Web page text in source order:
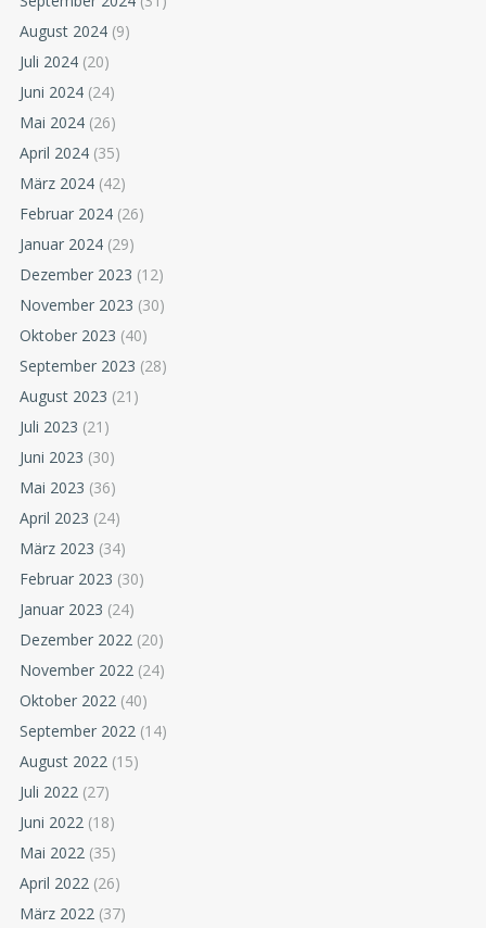
August 2024 (9)
Juli 2024 (20)
Juni 2024 (24)
Mai 2024 (26)
April 2024 (35)
März 2024 (42)
Februar 2024 (26)
Januar 2024 (29)
Dezember 2023 (12)
November 2023 (30)
Oktober 2023 (40)
September 2023 (28)
August 2023 (21)
Juli 2023 (21)
Juni 2023 (30)
Mai 2023 (36)
April 2023 (24)
März 2023 (34)
Februar 2023 (30)
Januar 2023 (24)
Dezember 2022 (20)
November 2022 (24)
Oktober 2022 (40)
September 2022 (14)
August 2022 (15)
Juli 2022 (27)
Juni 2022 (18)
Mai 2022 (35)
April 2022 (26)
März 2022 (37)